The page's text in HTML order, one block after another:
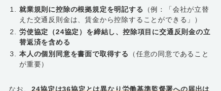
就業規則に控除の根拠規定を明記する
（例：「会社が立替
えた交通反則金は、賃金から控除することができる」）
労使協定（24協定）を締結し、控除項目に交通反則金の立
替返済を含める
本人の個別同意を書面で取得する
（任意の同意であること
が重要）
なお、24協定は36協定とは異なり労働基準監督署への届出は